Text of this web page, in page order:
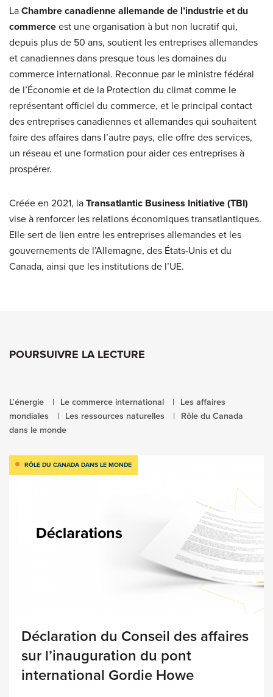
LaChambre canadienne allemande de l’industrie et du
commerceest une organisation à but non lucratif qui,
depuis plus de 50 ans, soutient les entreprises allemandes
et canadiennes dans presque tous les domaines du
commerce international. Reconnue par le ministre fédéral
de l’Économie et de la Protection du climat comme le
représentant officiel du commerce, et le principal contact
des entreprises canadiennes et allemandes qui souhaitent
faire des affaires dans l’autre pays, elle offre des services,
un réseau et une formation pour aider ces entreprises à
prospérer.
Créée en 2021, laTransatlantic Business Initiative (TBI)
vise à renforcer les relations économiques transatlantiques.
Elle sert de lien entre les entreprises allemandes et les
gouvernements de l’Allemagne, des États-Unis et du
Canada, ainsi que les institutions de l’UE.
POURSUIVRE LA LECTURE
L’énergie Le commerce international
Les affaires
mondiales
Les ressources naturelles
Rôle du Canada
dans le monde
RÔLE DU CANADA DANS LE MONDE
Déclaration du Conseil des affaires
sur l’inauguration du pont
international Gordie Howe